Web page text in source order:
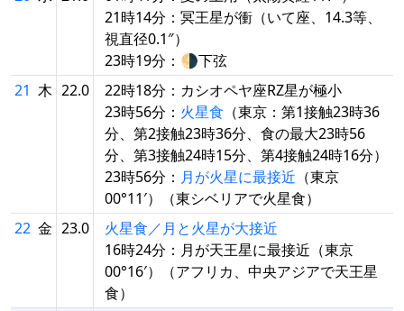
21時14分：冥王星が衝（いて座、14.3等、
視直径0.1″）
23時19分：🌗下弦
21 木 22.0
22時18分：カシオペヤ座RZ星が極小
23時56分： 火星食 （東京：第1接触23時36
分、第2接触23時36分、食の最大23時56
分、第3接触24時15分、第4接触24時16分）
23時56分： 月が火星に最接近 （東京
00°11′）（東シベリアで火星食）
22 金 23.0
火星食／月と火星が大接近
16時24分：月が天王星に最接近（東京
00°16′）（アフリカ、中央アジアで天王星
食）